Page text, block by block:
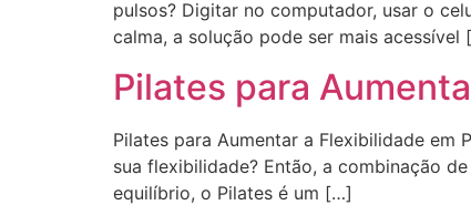
pulsos? Digitar no computador, usar o
calma, a solução pode ser mais acessível
Pilates para
Pilates para Aumentar a Flexibilidade em
sua flexibilidade? Então, a combinação
equilíbrio, o Pilates é um […]